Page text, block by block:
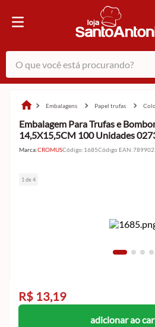
O que você está procurando?
embalagens papel trufas
Embalagem Para Trufas e
14,5X15,5CM 100 Unidades
Marca:CROMUSCódigo:1685Código EAN:
1 de 4
R$ 13,19
adicionar ao